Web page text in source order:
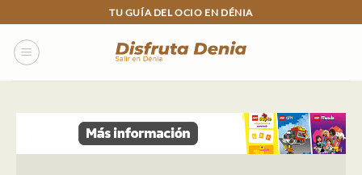
to
content
TU GUÍA DEL OCIO EN DÉNIA